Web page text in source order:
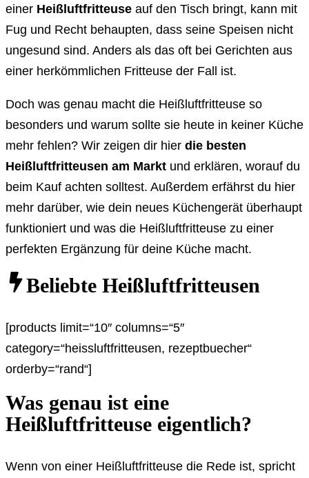
einer Heißluftfritteuse auf den Tisch bringt, kann mit
Fug und Recht behaupten, dass seine Speisen nicht
ungesund sind. Anders als das oft bei Gerichten aus
einer herkömmlichen Fritteuse der Fall ist.
Doch was genau macht die Heißluftfritteuse so
besonders und warum sollte sie heute in keiner Küche
mehr fehlen? Wir zeigen dir hier die besten
Heißluftfritteusen am Markt und erklären, worauf du
beim Kauf achten solltest. Außerdem erfährst du hier
mehr darüber, wie dein neues Küchengerät überhaupt
funktioniert und was die Heißluftfritteuse zu einer
perfekten Ergänzung für deine Küche macht.
Beliebte Heißluftfritteusen
[products limit=“10″ columns=“5″
category=“heissluftfritteusen, rezeptbuecher“
orderby=“rand“]
Was genau ist eine
Heißluftfritteuse eigentlich?
Wenn von einer Heißluftfritteuse die Rede ist, spricht